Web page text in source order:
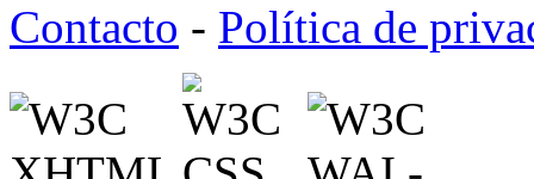
Contacto - Política de